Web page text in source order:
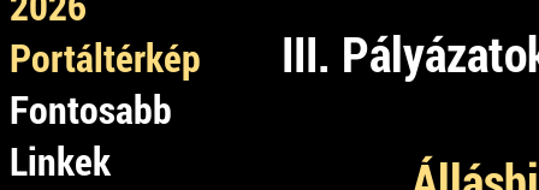
Portáltérkép
Fontosabb
Linkek
III.